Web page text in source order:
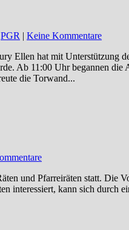
PGR | Keine Kommentare
Ellen hat mit Unterstützung
Ab 11:00 Uhr begannen
die Torwand...
und Pfarreiräten statt. Die
interessiert, kann sich